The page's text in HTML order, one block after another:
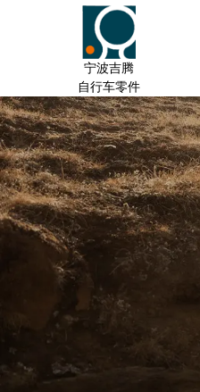
宁波吉腾
自行车零件